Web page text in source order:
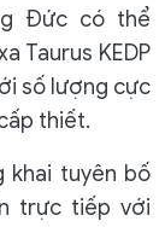
Đức có thể
Taurus KEDP
số lượng cực
thiết.
khai tuyên bố
trực tiếp với